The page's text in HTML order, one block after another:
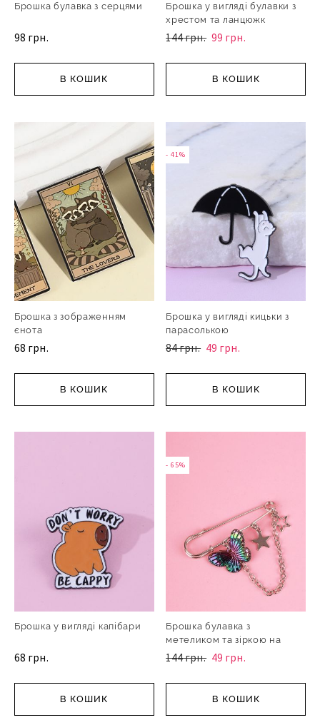
Брошка булавка з серцями
98 грн.
В КОШИК
Брошка у вигляді булавки з
хрестом та ланцюжк
144 грн. 99 грн.
В КОШИК
Брошка з зображенням
єнота
68 грн.
В КОШИК
- 41%
Брошка у вигляді кицьки з
парасолькою
84 грн. 49 грн.
В КОШИК
Брошка у вигляді капібари
68 грн.
В КОШИК
- 65%
Брошка булавка з
метеликом та зіркою на
ланцю
144 грн. 49 грн.
В КОШИК